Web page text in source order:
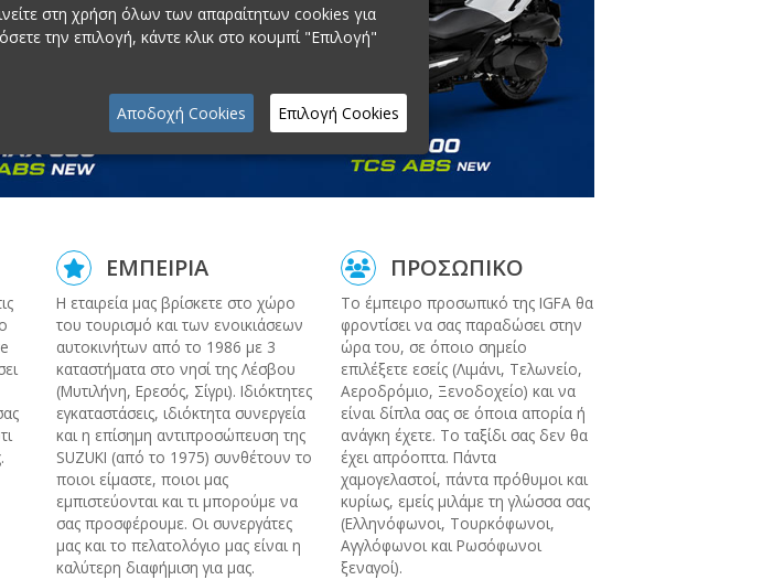
ΕΜΠΕΙΡΙΑ
Η εταιρεία μας βρίσκετε στο χώρο
του τουρισμό και των ενοικιάσεων
αυτοκινήτων από το 1986 με 3
καταστήματα στο νησί της Λέσβου
(Μυτιλήνη, Ερεσός, Σίγρι). Ιδιόκτητες
εγκαταστάσεις, ιδιόκτητα συνεργεία
και η επίσημη αντιπροσώπευση της
SUZUKI (από το 1975) συνθέτουν το
ποιοι είμαστε, ποιοι μας
εμπιστεύονται και τι μπορούμε να
σας προσφέρουμε. Οι συνεργάτες
μας και το πελατολόγιο μας είναι η
καλύτερη διαφήμιση για μας.
ΠΡΟΣΩΠΙΚΟ
Το έμπειρο προσωπικό της IGFA θα
φροντίσει να σας παραδώσει στην
ώρα του, σε όποιο σημείο
επιλέξετε εσείς (Λιμάνι, Τελωνείο,
Αεροδρόμιο, Ξενοδοχείο) και να
είναι δίπλα σας σε όποια απορία ή
ανάγκη έχετε. Το ταξίδι σας δεν θα
έχει απρόοπτα. Πάντα
χαμογελαστοί, πάντα πρόθυμοι και
κυρίως, εμείς μιλάμε τη γλώσσα σας
(Ελληνόφωνοι, Τουρκόφωνοι,
Αγγλόφωνοι και Ρωσόφωνοι
ξεναγοί).
στη χρήση όλων των απαραίτητων cookies για
την επιλογή, κάντε κλικ στο κουμπί "Επιλογή"
Αποδοχή Cookies Επιλογή Cookies